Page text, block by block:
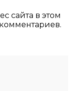
сайта в этом